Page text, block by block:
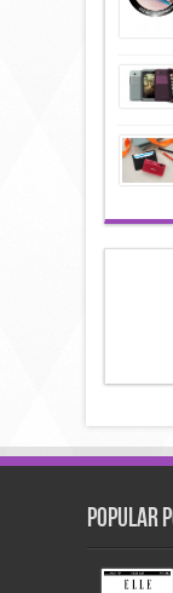
Popular